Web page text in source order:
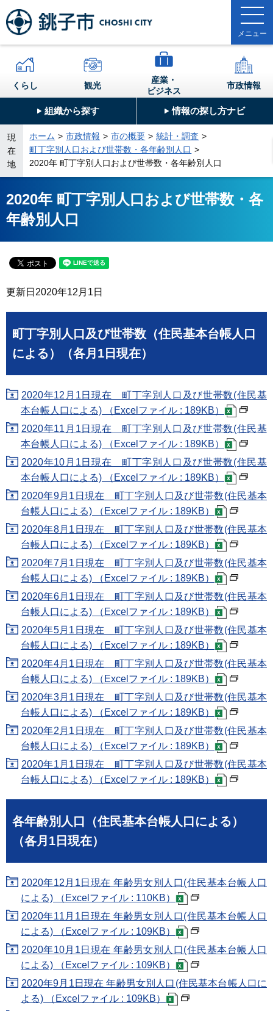
組織から探す 情報の探し方ナビ
くらし 観光
産業・
ビジネス
市政情報
現
在
地
ホーム 市政情報 市の概要
統計・調査
町丁字別人口および世帯数・各年齢別人口
2020年 町丁字別人口および世帯数・各年齢別人口
2020年 町丁字別人口および世帯数・各
年齢別人口
更新日 2020年12月1日
町丁字別人口及び世帯数（住民基本台帳人口
による）（各月1日現在）
2020年12月1日現在 町丁字別人口及び世帯数(住民基
本台帳人口による) （Excelファイル : 189KB）
2020年11月1日現在 町丁字別人口及び世帯数(住民基
本台帳人口による) （Excelファイル : 189KB）
2020年10月1日現在 町丁字別人口及び世帯数(住民基
本台帳人口による) （Excelファイル : 189KB）
2020年9月1日現在 町丁字別人口及び世帯数(住民基本
台帳人口による) （Excelファイル : 189KB）
2020年8月1日現在 町丁字別人口及び世帯数(住民基本
台帳人口による) （Excelファイル : 189KB）
2020年7月1日現在 町丁字別人口及び世帯数(住民基本
台帳人口による) （Excelファイル : 189KB）
2020年6月1日現在 町丁字別人口及び世帯数(住民基本
台帳人口による) （Excelファイル : 189KB）
2020年5月1日現在 町丁字別人口及び世帯数(住民基本
台帳人口による) （Excelファイル : 189KB）
2020年4月1日現在 町丁字別人口及び世帯数(住民基本
台帳人口による) （Excelファイル : 189KB）
2020年3月1日現在 町丁字別人口及び世帯数(住民基本
台帳人口による) （Excelファイル : 189KB）
2020年2月1日現在 町丁字別人口及び世帯数(住民基本
台帳人口による) （Excelファイル : 189KB）
2020年1月1日現在 町丁字別人口及び世帯数(住民基本
台帳人口による) （Excelファイル : 189KB）
各年齢別人口（住民基本台帳人口による）
（各月1日現在）
2020年12月1日現在 年齢男女別人口(住民基本台帳人口
による) （Excelファイル : 110KB）
2020年11月1日現在 年齢男女別人口(住民基本台帳人口
による) （Excelファイル : 109KB）
2020年10月1日現在 年齢男女別人口(住民基本台帳人口
による) （Excelファイル : 109KB）
2020年9月1日現在 年齢男女別人口(住民基本台帳人口に
よる) （Excelファイル : 109KB）